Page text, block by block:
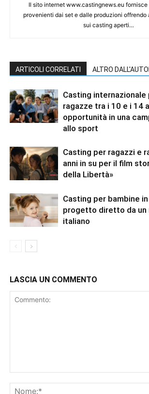
Il sito internet www.castingnews.eu
provenienti dai set e dalle produzioni offrendo
sui casting aperti…
ARTICOLI CORRELATI ALTRO
Casting internazionale
ragazze tra i 10 e i 14
opportunità in una
allo sport
Casting per ragazzi e
anni in su per il film
della Libertà»
Casting per bambine
progetto diretto da un
italiano
LASCIA UN COMMENTO